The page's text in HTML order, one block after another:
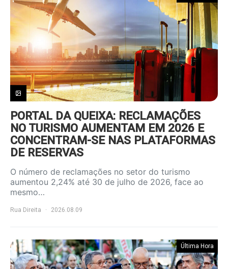
PORTAL DA QUEIXA: RECLAMAÇÕES
NO TURISMO AUMENTAM EM 2026 E
CONCENTRAM-SE NAS PLATAFORMAS
DE RESERVAS
O número de reclamações no setor do turismo
aumentou 2,24% até 30 de julho de 2026, face ao
mesmo…
Rua Direita 2026.08.09
Última Hora